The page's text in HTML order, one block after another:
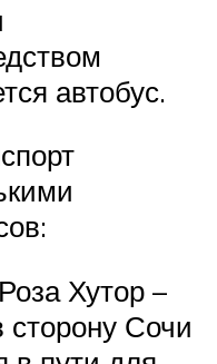
автобус.
Хутор –
Сочи